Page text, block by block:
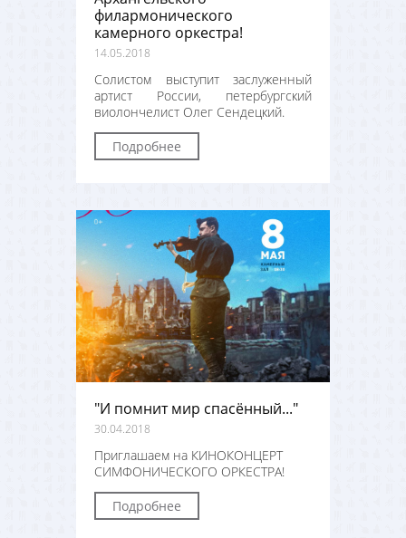
филармонического
камерного оркестра!
14.05.2018
Солистом выступит заслуженный
артист России, петербургский
виолончелист Олег Сендецкий.
Подробнее
"И помнит мир спасённый..."
30.04.2018
Приглашаем на КИНОКОНЦЕРТ
СИМФОНИЧЕСКОГО ОРКЕСТРА!
Подробнее